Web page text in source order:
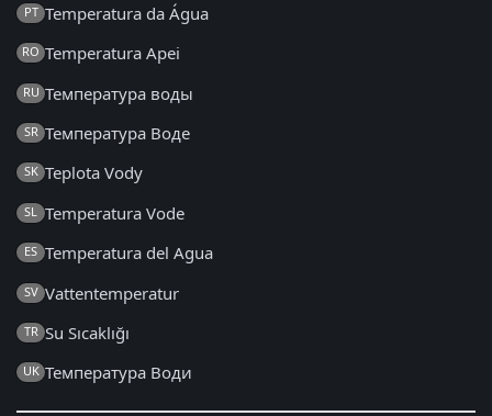
PT Temperatura da Água
RO Temperatura Apei
RU Температура воды
SR Температура Воде
SK Teplota Vody
SL Temperatura Vode
ES Temperatura del Agua
SV Vattentemperatur
TR Su Sıcaklığı
UK Температура Води